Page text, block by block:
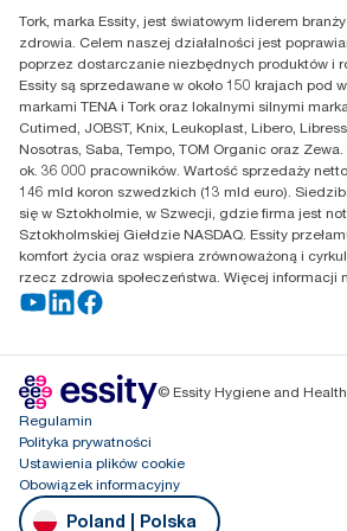
Puławska 180
02-670 Warszawa
Polska
Tork, marka Essity, jest światowym liderem
zdrowia. Celem naszej działalności jest
poprzez dostarczanie niezbędnych produktów i
Essity są sprzedawane w około 150 krajach pod
markami TENA i Tork oraz lokalnymi silnymi
Cutimed, JOBST, Knix, Leukoplast, Libero,
Nosotras, Saba, Tempo, TOM Organic oraz
ok. 36 000 pracowników. Wartość sprzedaży
146 mld koron szwedzkich (13 mld euro).
się w Sztokholmie, w Szwecji, gdzie firma jest
Sztokholmskiej Giełdzie NASDAQ. Essity
komfort życia oraz wspiera zrównoważoną i
rzecz zdrowia społeczeństwa. Więcej informacji
© Essity Hygiene and
Regulamin
Polityka prywatności
Ustawienia plików cookie
Obowiązek informacyjny
Poland | Polska